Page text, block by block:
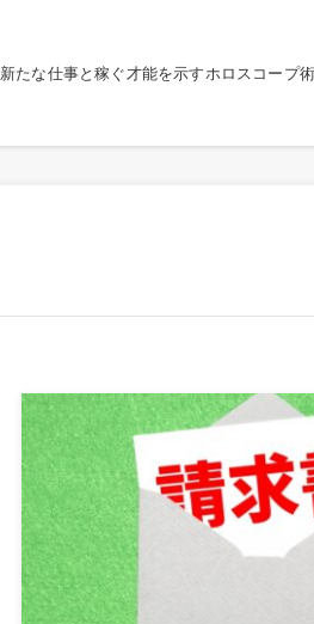
新たな仕事と稼ぐ才能を示すホロスコープ術